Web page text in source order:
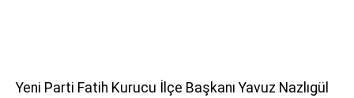
Yeni Parti Fatih Kurucu İlçe Başkanı Yavuz Nazlıgül